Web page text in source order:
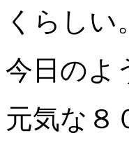
くらしい。
今日のよ
元気な８